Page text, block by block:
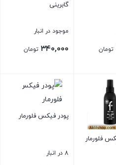
تومان
گابرینی
موجود در انبار
۳۴۰,۰۰۰ تومان
بستن
فلورمار
پودر فیکس فلورمار
8 در انبار